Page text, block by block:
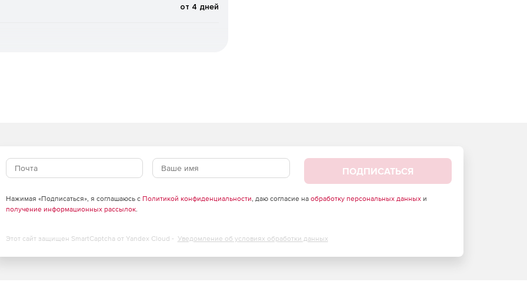
схемы взаимосвязей объектов.
от 4 дней
ПОДПИСАТЬСЯ
Нажимая «Подписаться», я соглашаюсь с Политикой конфиденциальности, даю согласие на обработку персональных данныхи
получение информационных рассылок.
Этот сайт защищен SmartCaptcha от Yandex Cloud - Уведомление об условиях обработки данных